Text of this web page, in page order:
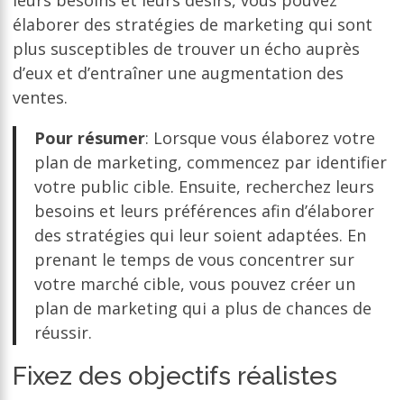
élaborer des stratégies de marketing qui sont
plus susceptibles de trouver un écho auprès
d’eux et d’entraîner une augmentation des
ventes.
Pour résumer: Lorsque vous élaborez votre
plan de marketing, commencez par identifier
votre public cible. Ensuite, recherchez leurs
besoins et leurs préférences afin d’élaborer
des stratégies qui leur soient adaptées. En
prenant le temps de vous concentrer sur
votre marché cible, vous pouvez créer un
plan de marketing qui a plus de chances de
réussir.
Fixez des objectifs réalistes